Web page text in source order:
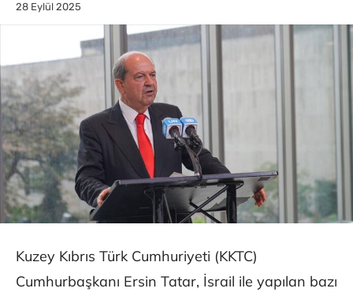
28 Eylül 2025
Kuzey Kıbrıs Türk Cumhuriyeti (KKTC)
Cumhurbaşkanı Ersin Tatar, İsrail ile yapılan bazı